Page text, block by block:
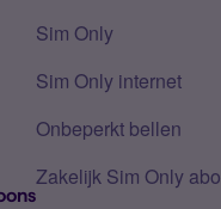
Sim Only
Sim Only internet
Onbeperkt bellen
Zakelijk Sim Only